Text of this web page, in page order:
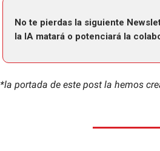
No te pierdas la siguiente
la IA matará o potenciará la
*la portada de este post la hemos